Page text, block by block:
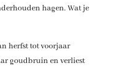
hagen. Wat je
herfst tot voorjaar
goudbruin en verliest